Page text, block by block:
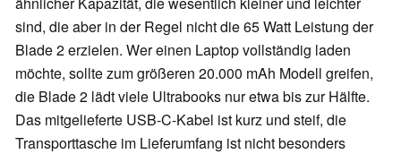
sind, die aber in der Regel nicht die 65 Watt Leistung der
Blade 2 erzielen. Wer einen Laptop vollständig laden
möchte, sollte zum größeren 20.000 mAh Modell greifen,
die Blade 2 lädt viele Ultrabooks nur etwa bis zur Hälfte.
Das mitgelieferte USB-C-Kabel ist kurz und steif, die
Transporttasche im Lieferumfang ist nicht besonders